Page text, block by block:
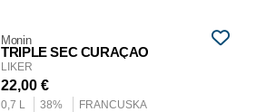
Monin
TRIPLE SEC CURAÇAO
LIKER
22,00€
0,7 L 38% FRANCUSKA